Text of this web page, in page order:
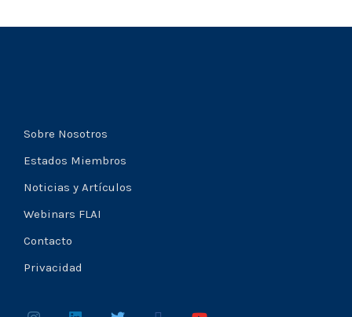
Sobre Nosotros
Estados Miembros
Noticias y Artículos
Webinars FLAI
Contacto
Privacidad